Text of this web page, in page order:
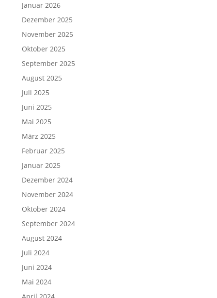
Januar 2026
Dezember 2025
November 2025
Oktober 2025
September 2025
August 2025
Juli 2025
Juni 2025
Mai 2025
März 2025
Februar 2025
Januar 2025
Dezember 2024
November 2024
Oktober 2024
September 2024
August 2024
Juli 2024
Juni 2024
Mai 2024